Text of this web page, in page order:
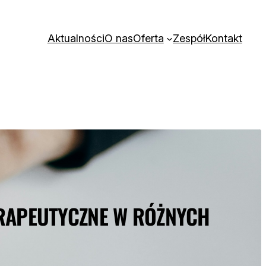
AktualnościO nasOferta ZespółKontakt
W RÓŻNYCH